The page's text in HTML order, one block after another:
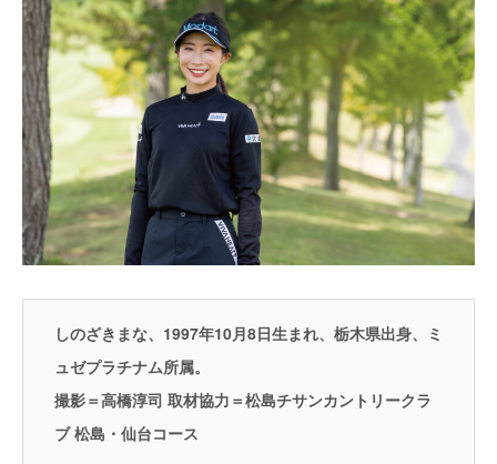
しのざきまな、1997年10月8日生まれ、栃木県出身、ミ
ュゼプラチナム所属。
撮影＝高橋淳司 取材協力＝松島チサンカントリークラ
ブ 松島・仙台コース